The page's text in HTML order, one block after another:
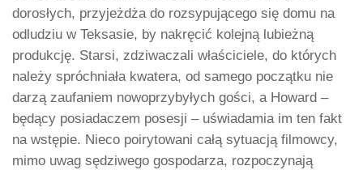
dorosłych, przyjeżdża do rozsypującego się domu na
odludziu w Teksasie, by nakręcić kolejną lubieżną
produkcję. Starsi, zdziwaczali właściciele, do których
należy spróchniała kwatera, od samego początku nie
darzą zaufaniem nowoprzybyłych gości, a Howard –
będący posiadaczem posesji – uświadamia im ten fakt
na wstępie. Nieco poirytowani całą sytuacją filmowcy,
mimo uwag sędziwego gospodarza, rozpoczynają